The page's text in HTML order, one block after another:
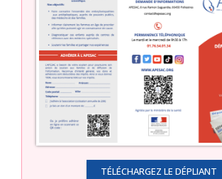
TÉLÉCHARGEZ LE DÉPLIANT